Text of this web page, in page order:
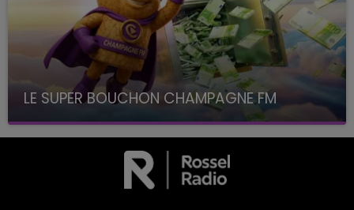
LE SUPER BOUCHON CHAMPAGNE FM
avec La Famille Champagne FM, à 8H10